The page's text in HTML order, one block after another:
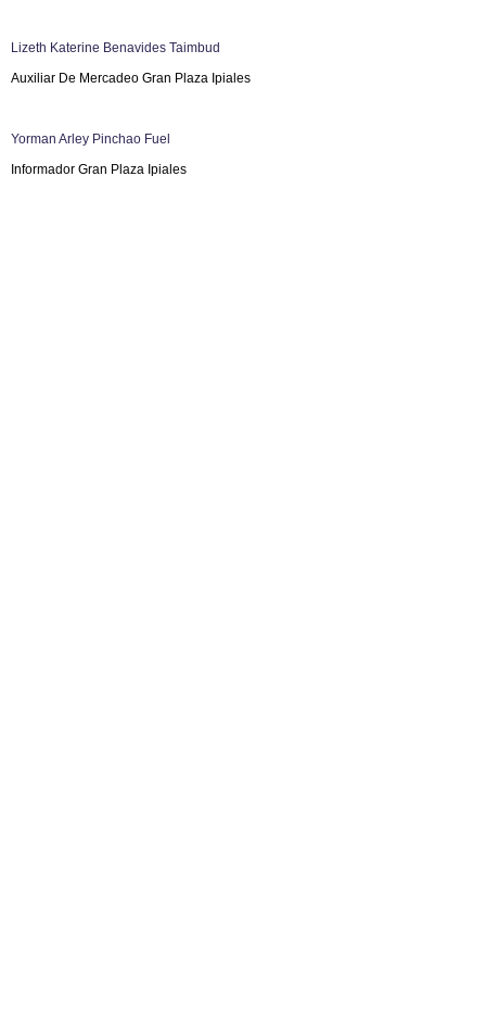
Lizeth Katerine Benavides Taimbud
Auxiliar De Mercadeo Gran Plaza Ipiales
Yorman Arley Pinchao Fuel
Informador Gran Plaza Ipiales